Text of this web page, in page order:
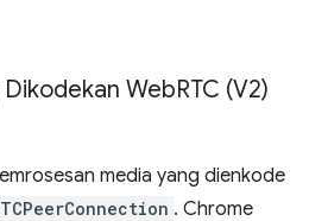
WebRTC (V2)
media yang dienkode
. Chrome